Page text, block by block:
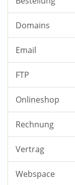
Domains
Email
FTP
Onlineshop
Rechnung
Vertrag
Webspace